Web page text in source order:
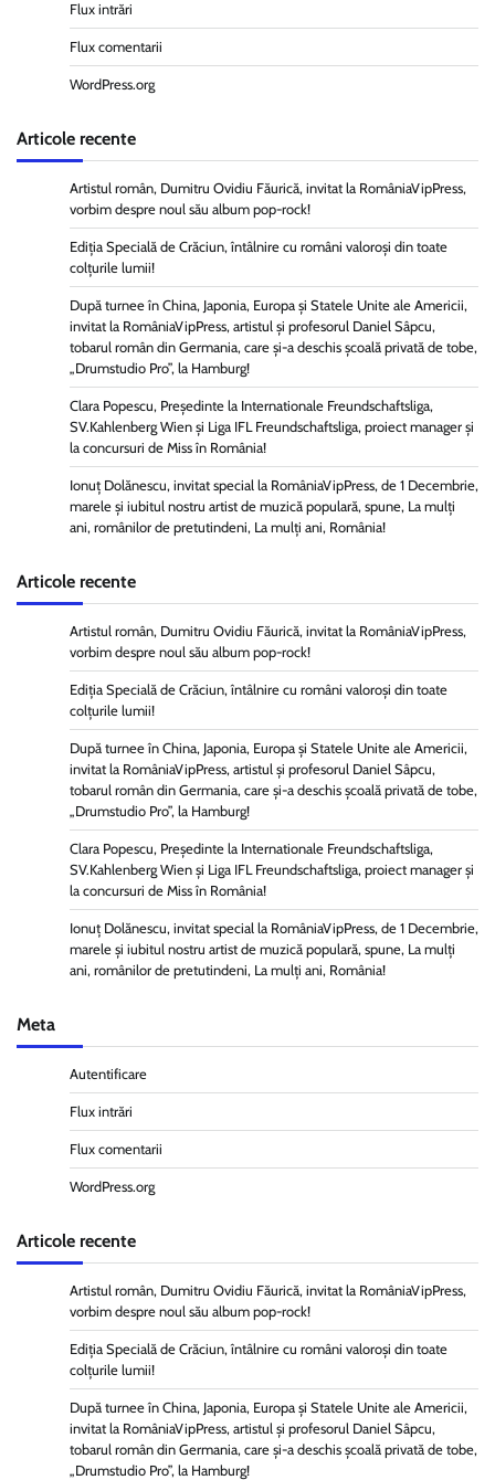
Flux intrări
Flux comentarii
WordPress.org
Articole recente
Artistul român, Dumitru Ovidiu Făurică, invitat la RomâniaVipPress,
vorbim despre noul său album pop-rock!
Ediția Specială de Crăciun, întâlnire cu români valoroși din toate
colțurile lumii!
După turnee în China, Japonia, Europa și Statele Unite ale Americii,
invitat la RomâniaVipPress, artistul și profesorul Daniel Sâpcu,
tobarul român din Germania, care și-a deschis școală privată de tobe,
„Drumstudio Pro”, la Hamburg!
Clara Popescu, Președinte la Internationale Freundschaftsliga,
SV.Kahlenberg Wien şi Liga IFL Freundschaftsliga, proiect manager și
la concursuri de Miss în România!
Ionuț Dolănescu, invitat special la RomâniaVipPress, de 1 Decembrie,
marele și iubitul nostru artist de muzică populară, spune, La mulți
ani, românilor de pretutindeni, La mulți ani, România!
Articole recente
Artistul român, Dumitru Ovidiu Făurică, invitat la RomâniaVipPress,
vorbim despre noul său album pop-rock!
Ediția Specială de Crăciun, întâlnire cu români valoroși din toate
colțurile lumii!
După turnee în China, Japonia, Europa și Statele Unite ale Americii,
invitat la RomâniaVipPress, artistul și profesorul Daniel Sâpcu,
tobarul român din Germania, care și-a deschis școală privată de tobe,
„Drumstudio Pro”, la Hamburg!
Clara Popescu, Președinte la Internationale Freundschaftsliga,
SV.Kahlenberg Wien şi Liga IFL Freundschaftsliga, proiect manager și
la concursuri de Miss în România!
Ionuț Dolănescu, invitat special la RomâniaVipPress, de 1 Decembrie,
marele și iubitul nostru artist de muzică populară, spune, La mulți
ani, românilor de pretutindeni, La mulți ani, România!
Meta
Autentificare
Flux intrări
Flux comentarii
WordPress.org
Articole recente
Artistul român, Dumitru Ovidiu Făurică, invitat la RomâniaVipPress,
vorbim despre noul său album pop-rock!
Ediția Specială de Crăciun, întâlnire cu români valoroși din toate
colțurile lumii!
După turnee în China, Japonia, Europa și Statele Unite ale Americii,
invitat la RomâniaVipPress, artistul și profesorul Daniel Sâpcu,
tobarul român din Germania, care și-a deschis școală privată de tobe,
„Drumstudio Pro”, la Hamburg!